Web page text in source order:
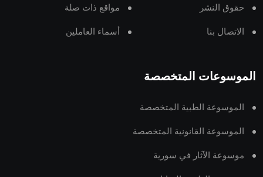
حقوق النشر مواقع ذات صلة
الاتصال بنا أسماء العاملين
الموسوعات المتخصصة
الموسوعة الطبية المتخصصة
الموسوعة القانونية المتخصصة
موسوعة الآثار في سورية